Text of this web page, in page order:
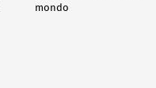
mondo